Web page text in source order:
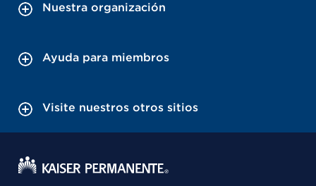
Nuestra organización
Ayuda para miembros
Visite nuestros otros sitios